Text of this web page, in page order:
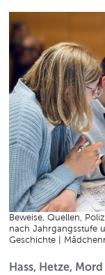
Beweise, Quellen,
nach Jahrgangsstufe
Geschichte |
Hass, Hetze,